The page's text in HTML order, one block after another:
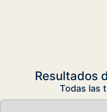
Resultados
Todas las